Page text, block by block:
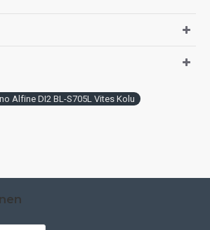
Alfine DI2 BL-S705L Vites Kolu